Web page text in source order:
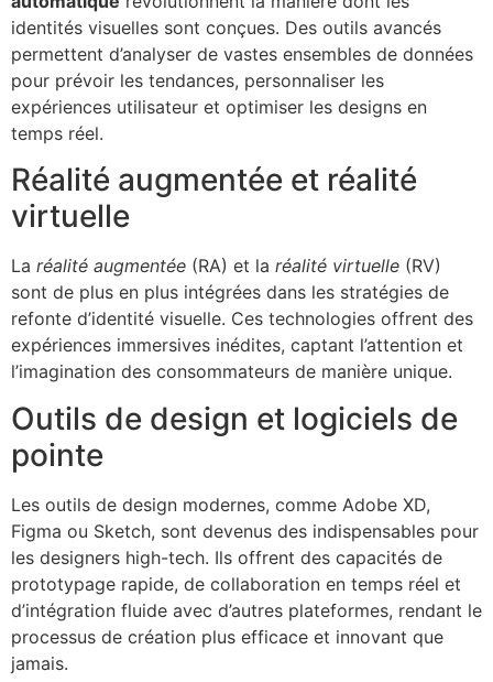
identités visuelles sont conçues. Des outils avancés
permettent d’analyser de vastes ensembles de données
pour prévoir les tendances, personnaliser les
expériences utilisateur et optimiser les designs en
temps réel.
Réalité augmentée et réalité
virtuelle
La réalité augmentée (RA) et la réalité virtuelle (RV)
sont de plus en plus intégrées dans les stratégies de
refonte d’identité visuelle. Ces technologies offrent des
expériences immersives inédites, captant l’attention et
l’imagination des consommateurs de manière unique.
Outils de design et logiciels de
pointe
Les outils de design modernes, comme Adobe XD,
Figma ou Sketch, sont devenus des indispensables pour
les designers high-tech. Ils offrent des capacités de
prototypage rapide, de collaboration en temps réel et
d’intégration fluide avec d’autres plateformes, rendant le
processus de création plus efficace et innovant que
jamais.